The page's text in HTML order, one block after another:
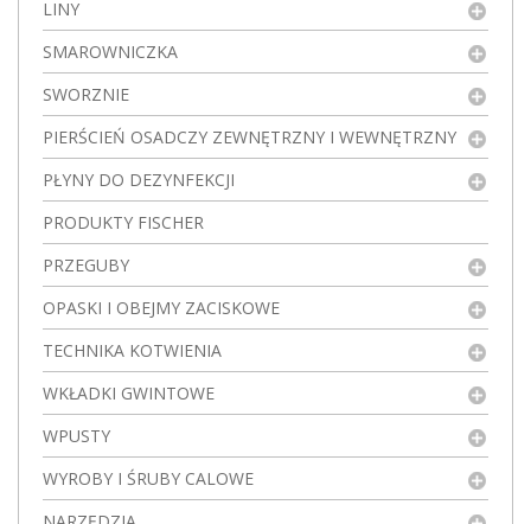
LINY
SMAROWNICZKA
SWORZNIE
PIERŚCIEŃ OSADCZY ZEWNĘTRZNY I WEWNĘTRZNY
PŁYNY DO DEZYNFEKCJI
PRODUKTY FISCHER
PRZEGUBY
OPASKI I OBEJMY ZACISKOWE
TECHNIKA KOTWIENIA
WKŁADKI GWINTOWE
WPUSTY
WYROBY I ŚRUBY CALOWE